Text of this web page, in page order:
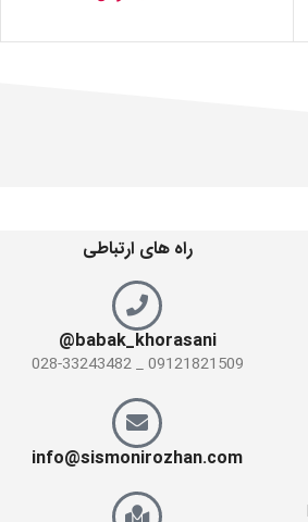
راه های ارتباطی
babak_khorasani@
09121821509 _ 028-33243482
info@sismonirozhan.com